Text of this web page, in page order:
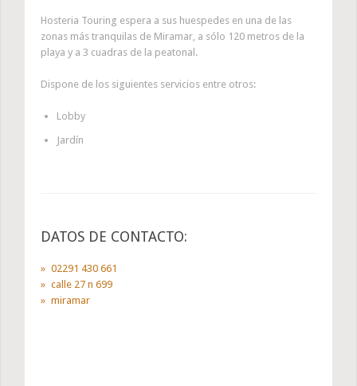
Hosteria Touring espera a sus huespedes en una de las
zonas más tranquilas de Miramar, a sólo 120 metros de la
playa y a 3 cuadras de la peatonal.
Dispone de los siguientes servicios entre otros:
Lobby
Jardín
DATOS DE CONTACTO:
02291 430 661
calle 27 n 699
miramar